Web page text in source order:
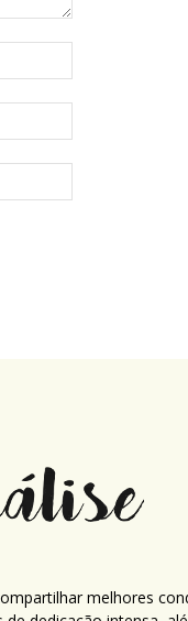
melhores